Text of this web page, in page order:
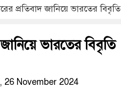
প্রতিবাদ জানিয়ে ভারতের বিবৃতি
জানিয়ে ভারতের বিবৃতি
November 2024